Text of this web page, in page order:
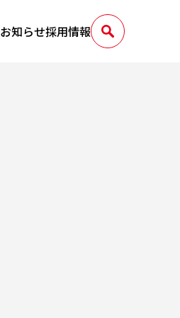
お知らせ採用情報